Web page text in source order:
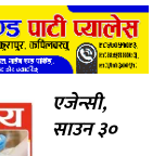
एजेन्सी,
साउन ३०